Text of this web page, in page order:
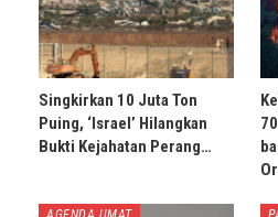
Singkirkan 10 Juta Ton
Puing, ‘Israel’ Hilangkan
Bukti Kejahatan Perang…